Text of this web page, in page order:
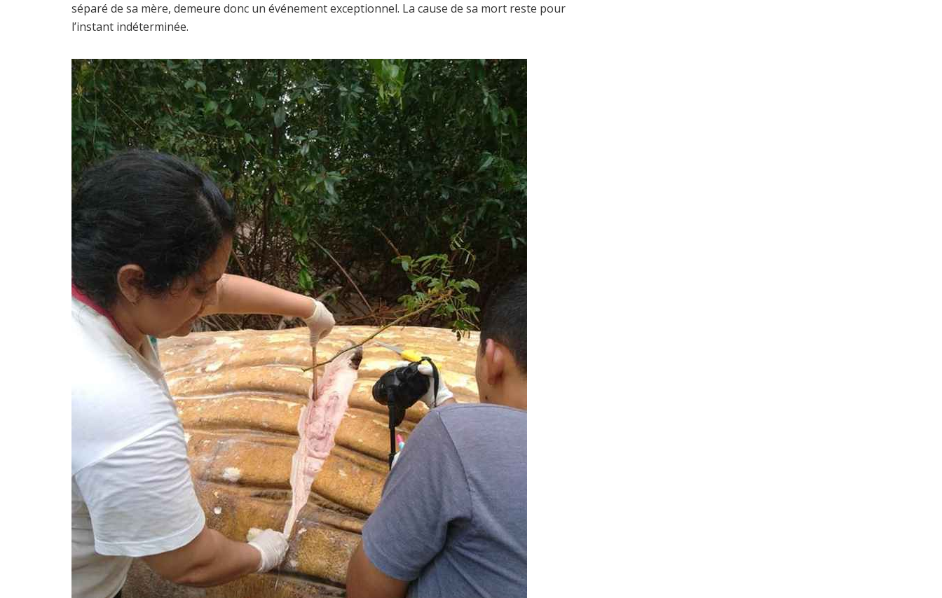
séparé de sa mère, demeure donc un événement exceptionnel. La cause de sa mort reste pour
l’instant indéterminée.